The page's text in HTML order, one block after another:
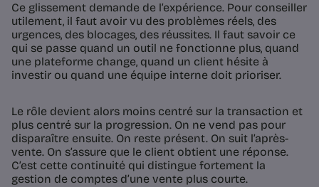
Ce glissement demande de l’expérience. Pour conseiller
utilement, il faut avoir vu des problèmes réels, des
urgences, des blocages, des réussites. Il faut savoir ce
qui se passe quand un outil ne fonctionne plus, quand
une plateforme change, quand un client hésite à
investir ou quand une équipe interne doit prioriser.
Le rôle devient alors moins centré sur la transaction et
plus centré sur la progression. On ne vend pas pour
disparaître ensuite. On reste présent. On suit l’après-
vente. On s’assure que le client obtient une réponse.
C’est cette continuité qui distingue fortement la
gestion de comptes d’une vente plus courte.